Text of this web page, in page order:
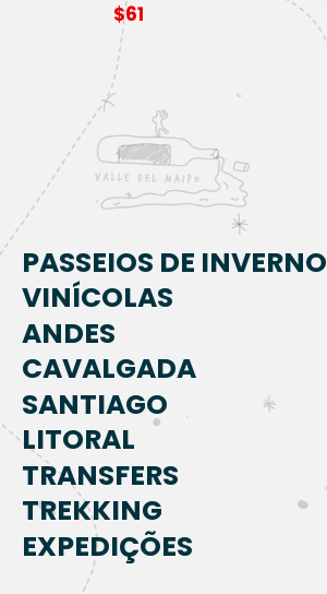
$61
PASSEIOS DE INVERNO
VINÍCOLAS
ANDES
CAVALGADA
SANTIAGO
LITORAL
TRANSFERS
TREKKING
EXPEDIÇÕES